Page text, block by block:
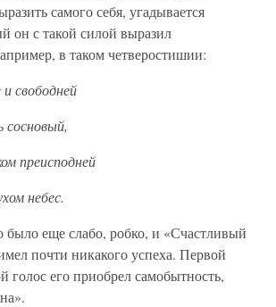
самого себя, угадывается
он с такой силой выразил
в таком четверостишии:
свободней
преисподней
небес.
еще слабо, робко, и «Счастливый
почти никакого успеха. Первой
голос его приобрел самобытность,